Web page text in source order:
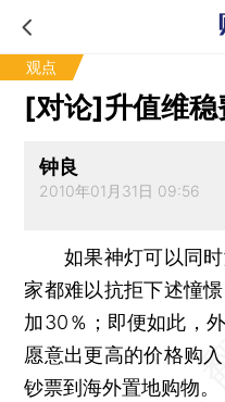
观点
[对论]升值维稳
钟良
2010年01月31日 09:56
如果神灯可以同时
家都难以抗拒下述憧
加30％；即便如此，
愿意出更高的价格购
钞票到海外置地购物。